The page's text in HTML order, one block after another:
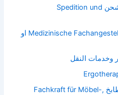
اوسبيلدونغ مسؤول خدمات الشحن Spedition und
اوسبيلدونغ مساعد الطبيب Medizinische Fachangestellte او
وخدمات النقل
اوسبيلدونغ تركيب الأثاث والمطابخ Fachkraft für Möbel-,